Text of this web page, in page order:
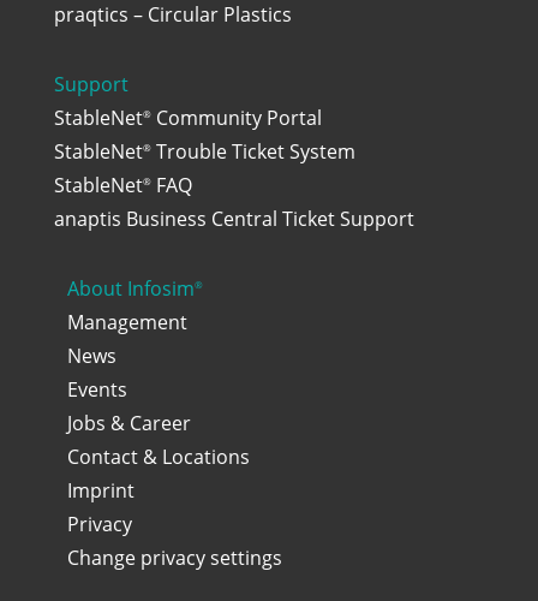
praqtics – Circular Plastics
Support
StableNet®Community Portal
StableNet®Trouble Ticket System
StableNet®FAQ
anaptis Business Central Ticket Support
About Infosim®
Management
News
Events
Jobs & Career
Contact & Locations
Imprint
Privacy
Change privacy settings